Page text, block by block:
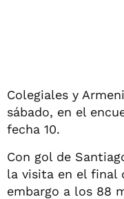
Colegiales y
sábado, en el
fecha 10.
Con gol de
la visita en el final
embargo a los 88